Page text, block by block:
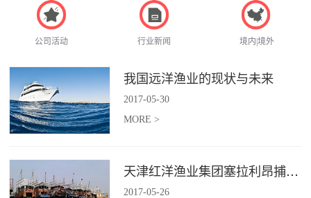
公司活动 行业新闻 境内|境外
我国远洋渔业的现状与未来
2017-05-30
MORE >
天津红洋渔业集团塞拉利昂捕捞项目
2017-05-26